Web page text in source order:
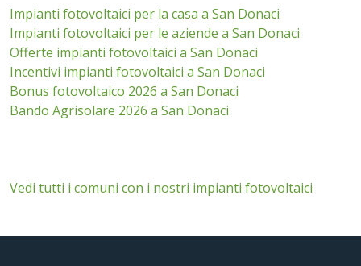
Impianti fotovoltaici per la casa a San Donaci
Impianti fotovoltaici per le aziende a San Donaci
Offerte impianti fotovoltaici a San Donaci
Incentivi impianti fotovoltaici a San Donaci
Bonus fotovoltaico 2026 a San Donaci
Bando Agrisolare 2026 a San Donaci
Vedi tutti i comuni con i nostri impianti fotovoltaici